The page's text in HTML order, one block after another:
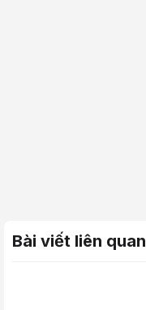
Bài viết liên quan